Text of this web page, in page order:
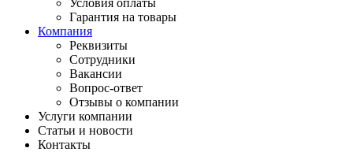
Гарантия на товары
Компания
Реквизиты
Сотрудники
Вакансии
Вопрос-ответ
Отзывы о компании
Услуги компании
Статьи и новости
Контакты